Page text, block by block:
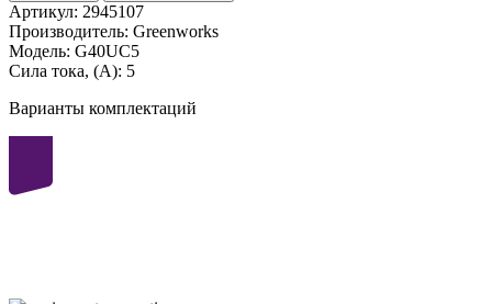
Артикул: 2945107
Производитель: Greenworks
Модель: G40UC5
Сила тока, (А): 5
Варианты комплектаций